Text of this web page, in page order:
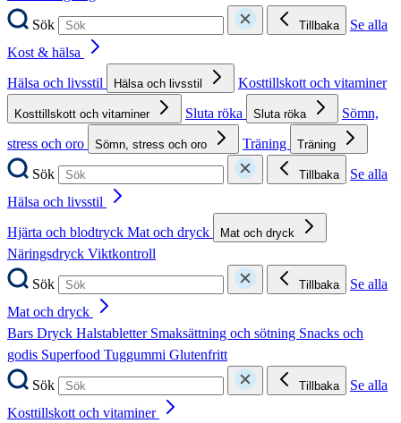
Sök
Tillbaka
Se alla
Kost & hälsa
Hälsa och livsstil
Hälsa och livsstil Kosttillskott och vitaminer
Kosttillskott och vitaminer Sluta röka Sluta röka
Sömn,
stress och oro
Sömn, stress och oro Träning Träning
Sök Tillbaka
Se alla
Hälsa och livsstil
Hjärta och blodtryck Mat och dryck Mat och dryck
Näringsdryck Viktkontroll
Sök
Tillbaka
Se alla
Mat och dryck
Bars Dryck Halstabletter Smaksättning och sötning Snacks och
godis Superfood Tuggummi Glutenfritt
Sök
Tillbaka
Se alla
Kosttillskott och vitaminer